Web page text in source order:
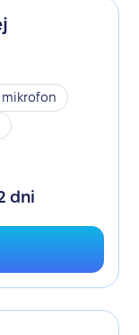
mikrofon
dni